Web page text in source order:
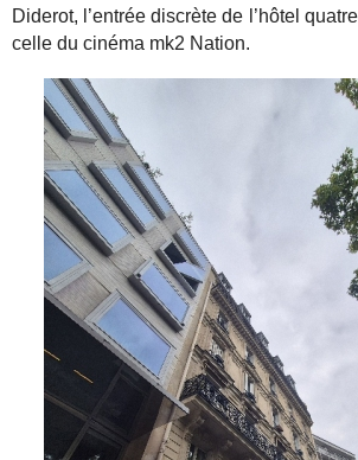
Diderot, l’entrée discrète de l’hôtel
celle du cinéma mk2 Nation.